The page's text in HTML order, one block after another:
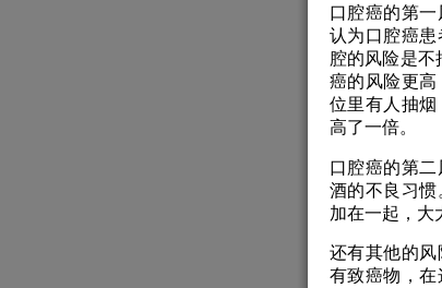
口腔癌的第
认为口腔癌
腔的风险是不
癌的风险更
位里有人抽
高了一倍。
口腔癌的第
酒的不良习
加在一起，大
还有其他的
有致癌物，